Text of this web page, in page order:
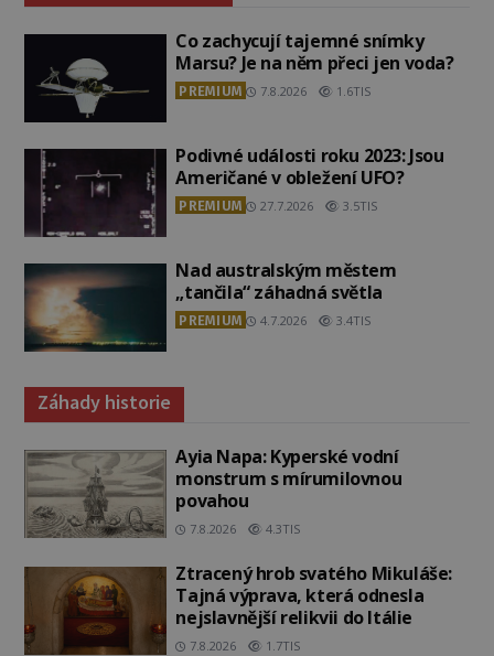
Co zachycují tajemné snímky
Marsu? Je na něm přeci jen voda?
PREMIUM 7.8.2026 1.6TIS
Podivné události roku 2023: Jsou
Američané v obležení UFO?
PREMIUM 27.7.2026 3.5TIS
Nad australským městem
„tančila“ záhadná světla
PREMIUM 4.7.2026 3.4TIS
Záhady historie
Ayia Napa: Kyperské vodní
monstrum s mírumilovnou
povahou
7.8.2026 4.3TIS
Ztracený hrob svatého Mikuláše:
Tajná výprava, která odnesla
nejslavnější relikvii do Itálie
7.8.2026 1.7TIS